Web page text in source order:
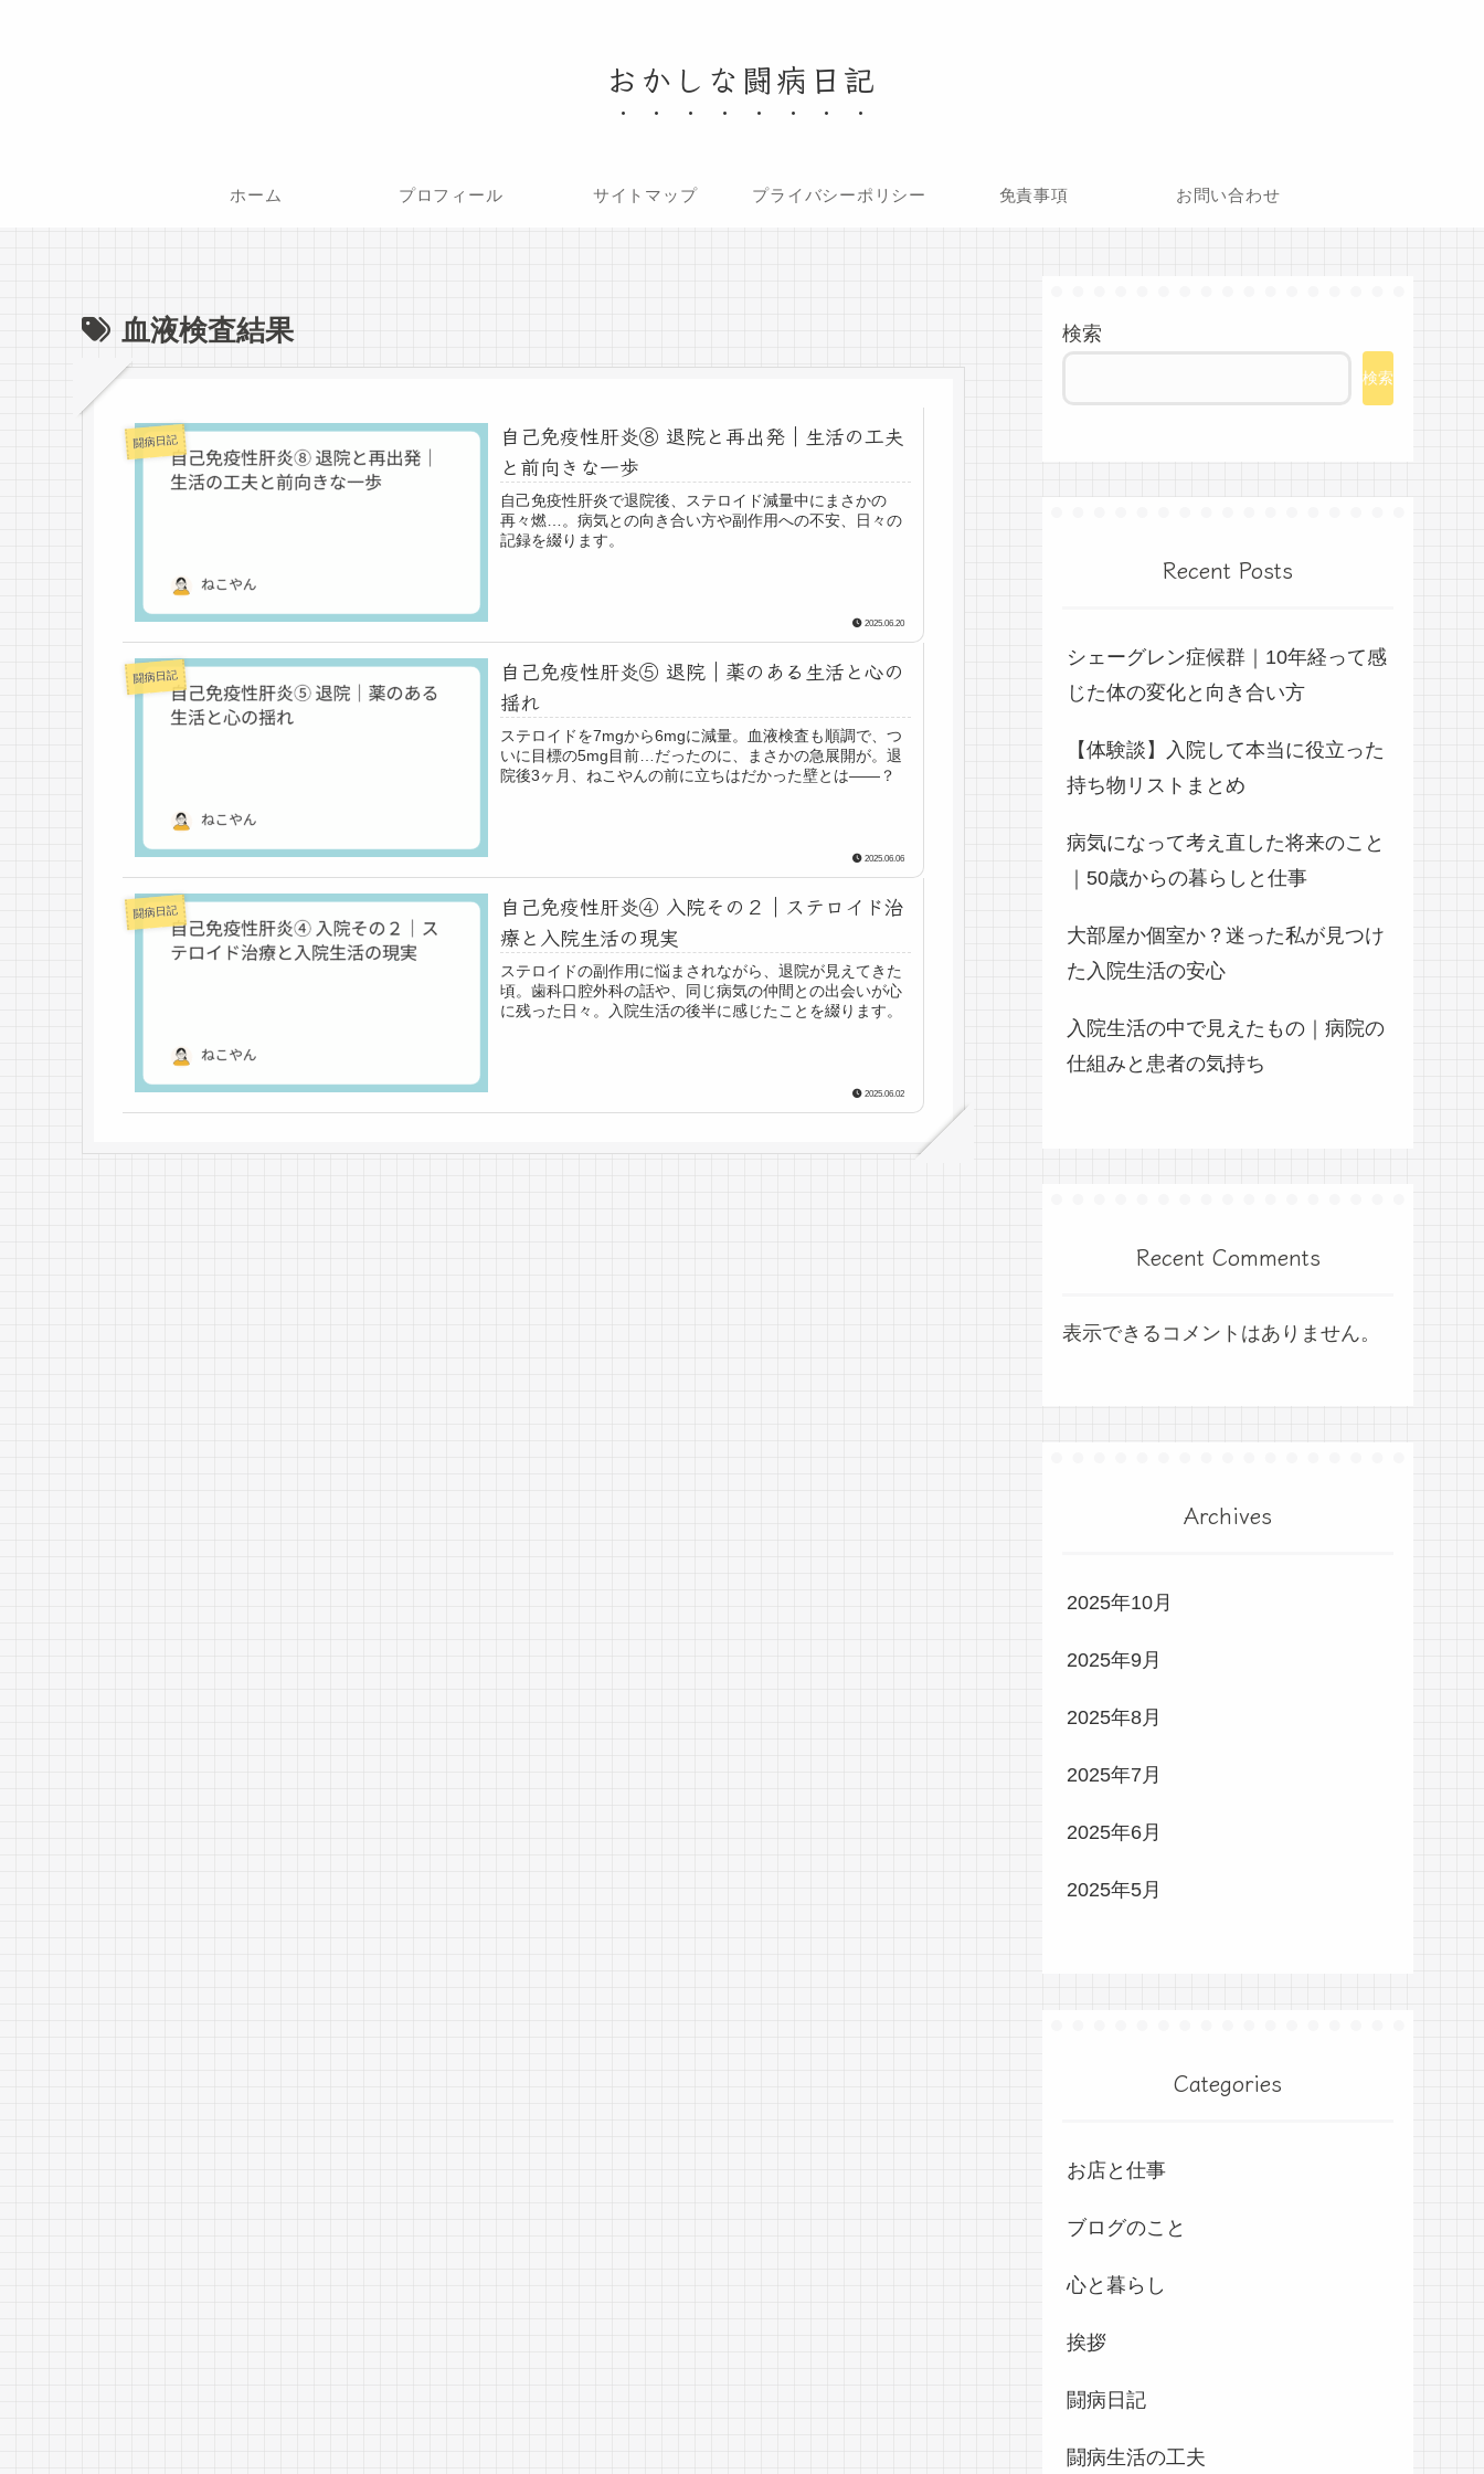
おかしな闘病日記
ホーム プロフィール サイトマップ プライバシーポリシー 免責事項 お問い合わせ
血液検査結果
闘病日記
自己免疫性肝炎⑧ 退院と再出発｜生活の工夫
と前向きな一歩
自己免疫性肝炎で退院後、ステロイド減量中にまさかの
再々燃…。病気との向き合い方や副作用への不安、日々の
記録を綴ります。
2025.06.20
闘病日記
自己免疫性肝炎⑤ 退院｜薬のある生活と心の
揺れ
ステロイドを7mgから6mgに減量。血液検査も順調で、つ
いに目標の5mg目前…だったのに、まさかの急展開が。退
院後3ヶ月、ねこやんの前に立ちはだかった壁とは――？
2025.06.06
闘病日記
自己免疫性肝炎④ 入院その２｜ステロイド治
療と入院生活の現実
ステロイドの副作用に悩まされながら、退院が見えてきた
頃。歯科口腔外科の話や、同じ病気の仲間との出会いが心
に残った日々。入院生活の後半に感じたことを綴ります。
2025.06.02
検索
検索
Recent Posts
シェーグレン症候群｜10年経って感
じた体の変化と向き合い方
【体験談】入院して本当に役立った
持ち物リストまとめ
病気になって考え直した将来のこと
｜50歳からの暮らしと仕事
大部屋か個室か？迷った私が見つけ
た入院生活の安心
入院生活の中で見えたもの｜病院の
仕組みと患者の気持ち
Recent Comments
表示できるコメントはありません。
Archives
2025年10月
2025年9月
2025年8月
2025年7月
2025年6月
2025年5月
Categories
お店と仕事
ブログのこと
心と暮らし
挨拶
闘病日記
闘病生活の工夫